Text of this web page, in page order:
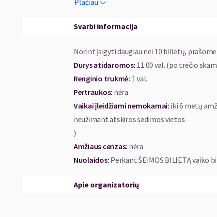
Jų laukia koncertas, kuriame skambės
„Šiandien išgirsite muziką, kuri
solistė Eglė Vakarinaitė. Tokius animacinius
tėvai bei seneliai. O juos visus, be
skambančią muziką yra skiriami „Oskarai“,
Johnas ir Peteris Gabrielis, ji prilygsta
skambančias dainas, pakerėjusias visą
niūniuoja vaikai ir jų tėveliai“, – papildo
Plačiau
Svarbi informacija
Norint įsigyti daugiau nei 10 bilietų,
Durys atidaromos: 11:00 val. (po trečio
Renginio trukmė: 1 val.
Pertraukos: nėra
Vaikai įleidžiami nemokamai: iki 6 metų
neužimant atskiros sėdimos vietos
)
Amžiaus cenzas: nėra
Nuolaidos: Perkant ŠEIMOS BILIETĄ vaiko
Apie organizatorių